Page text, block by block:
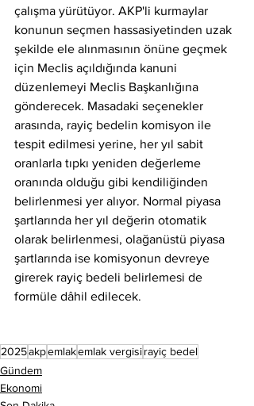
çalışma yürütüyor. AKP'li kurmaylar
konunun seçmen hassasiyetinden uzak
şekilde ele alınmasının önüne geçmek
için Meclis açıldığında kanuni
düzenlemeyi Meclis Başkanlığına
gönderecek. Masadaki seçenekler
arasında, rayiç bedelin komisyon ile
tespit edilmesi yerine, her yıl sabit
oranlarla tıpkı yeniden değerleme
oranında olduğu gibi kendiliğinden
belirlenmesi yer alıyor. Normal piyasa
şartlarında her yıl değerin otomatik
olarak belirlenmesi, olağanüstü piyasa
şartlarında ise komisyonun devreye
girerek rayiç bedeli belirlemesi de
formüle dâhil edilecek.
2025akpemlakemlak vergisirayiç bedel
Gündem
Ekonomi